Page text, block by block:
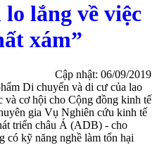
lắng về việc
xám”
Cập nhật: 06/09/2019
Di chuyển và di cư của lao
và cơ hội cho Cộng đồng kinh tế
gia Vụ Nghiên cứu kinh tế
triển châu Á (ADB) - cho
có kỹ năng nghề làm tổn hại